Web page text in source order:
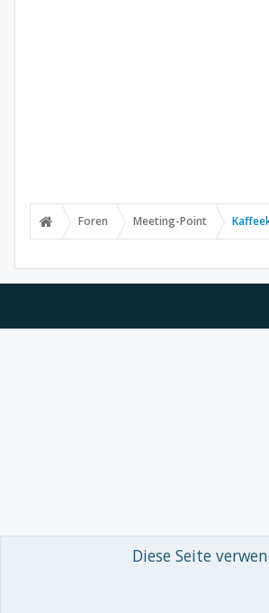
Foren Meeting-Point
Forum software by XenForo™© 2010-2018
Diese Seite